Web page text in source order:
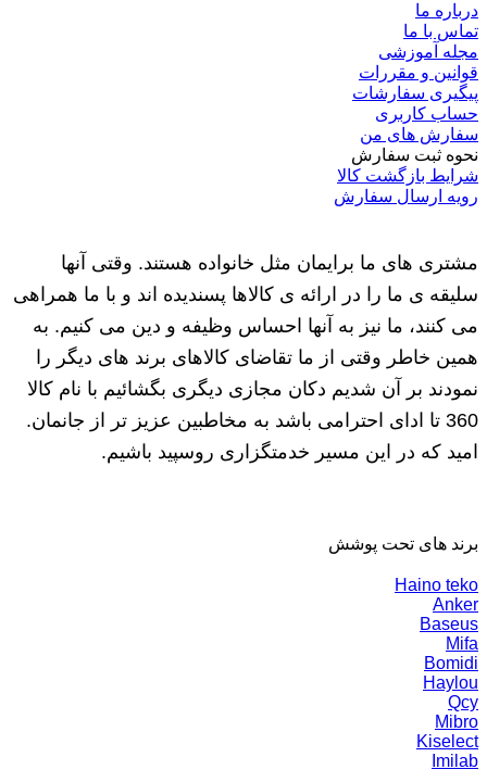
درباره ما
تماس با ما
مجله آموزشی
قوانین و مقررات
پیگیری سفارشات
حساب کاربری
سفارش های من
نحوه ثبت سفارش
شرایط بازگشت کالا
رویه ارسال سفارش
مشتری های ما برایمان مثل خانواده هستند. وقتی آنها
سلیقه ی ما را در ارائه ی کالاها پسندیده اند و با ما همراهی
می کنند، ما نیز به آنها احساس وظیفه و دین می کنیم. به
همین خاطر وقتی از ما تقاضای کالاهای برند های دیگر را
نمودند بر آن شدیم دکان مجازی دیگری بگشائیم با نام کالا
360 تا ادای احترامی باشد به مخاطبین عزیز تر از جانمان.
امید که در این مسیر خدمتگزاری روسپید باشیم.
برند های تحت پوشش
Haino teko
Anker
Baseus
Mifa
Bomidi
Haylou
Qcy
Mibro
Kiselect
Imilab